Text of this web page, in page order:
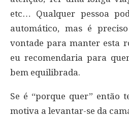
etc… Qualquer pessoa
automático, mas é
vontade para manter esta
eu recomendaria para
bem equilibrada.
Se é “porque quer” então
motiva a levantar-se da